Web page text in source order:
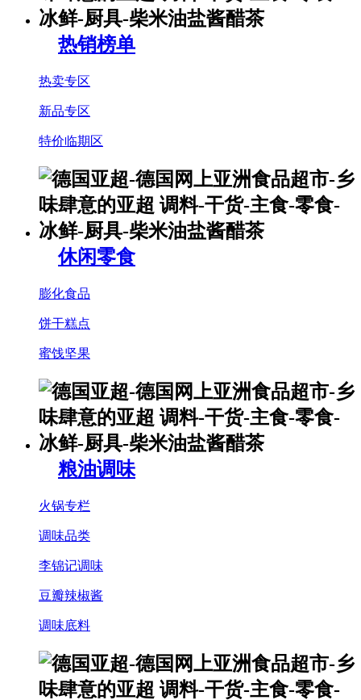
热销榜单
热卖专区
新品专区
特价临期区
休闲零食
膨化食品
饼干糕点
蜜饯坚果
粮油调味
火锅专栏
调味品类
李锦记调味
豆瓣辣椒酱
调味底料